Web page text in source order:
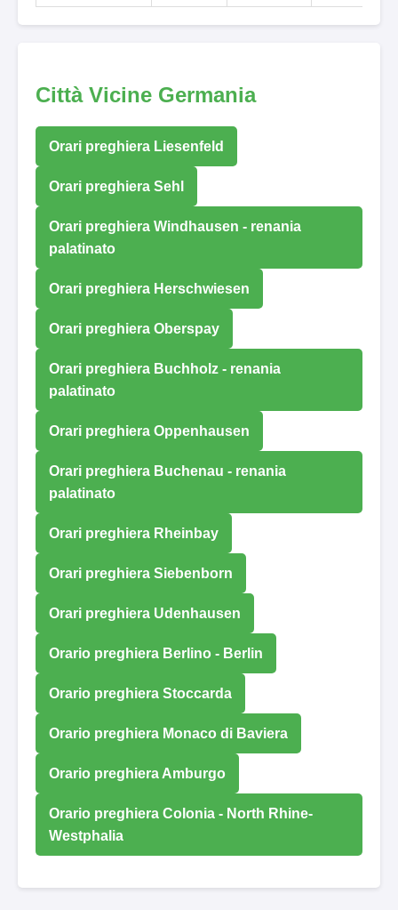
Città Vicine Germania
Orari preghiera Liesenfeld
Orari preghiera Sehl
Orari preghiera Windhausen - renania
palatinato
Orari preghiera Herschwiesen
Orari preghiera Oberspay
Orari preghiera Buchholz - renania
palatinato
Orari preghiera Oppenhausen
Orari preghiera Buchenau - renania
palatinato
Orari preghiera Rheinbay
Orari preghiera Siebenborn
Orari preghiera Udenhausen
Orario preghiera Berlino - Berlin
Orario preghiera Stoccarda
Orario preghiera Monaco di Baviera
Orario preghiera Amburgo
Orario preghiera Colonia - North Rhine-
Westphalia